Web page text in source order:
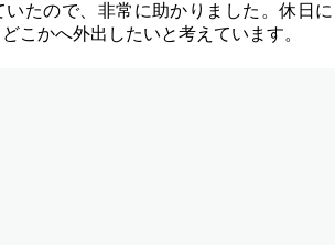
たので、非常に助かりました。休日に
こかへ外出したいと考えています。